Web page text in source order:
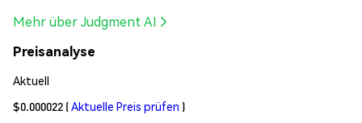
Mehr über Judgment AI
Preisanalyse
Aktuell
$0.000022 (Aktuelle Preis prüfen )